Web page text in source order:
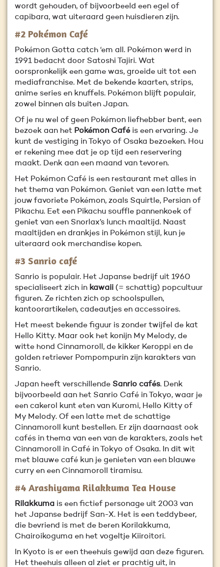
wordt gehouden, of bijvoorbeeld een egel of
capibara, wat uiteraard geen huisdieren zijn.
#2 Pokémon Café
Pokémon Gotta catch ‘em all. Pokémon werd in
1991 bedacht door Satoshi Tajiri. Wat
oorspronkelijk een game was, groeide uit tot een
mediafranchise. Met de bekende kaarten, strips,
anime series en knuffels. Pokémon blijft populair,
zowel binnen als buiten Japan.
Of je nu wel of geen Pokémon liefhebber bent, een
bezoek aan het Pokémon Café is een ervaring. Je
kunt de vestiging in Tokyo of Osaka bezoeken. Hou
er rekening mee dat je op tijd een reservering
maakt. Denk aan een maand van tevoren.
Het Pokémon Café is een restaurant met alles in
het thema van Pokémon. Geniet van een latte met
jouw favoriete Pokémon, zoals Squirtle, Persian of
Pikachu. Eet een Pikachu souffle pannenkoek of
geniet van een Snorlax’s lunch maaltijd. Naast
maaltijden en drankjes in Pokémon stijl, kun je
uiteraard ook merchandise kopen.
#3 Sanrio café
Sanrio is populair. Het Japanse bedrijf uit 1960
specialiseert zich in kawaii (= schattig) popcultuur
figuren. Ze richten zich op schoolspullen,
kantoorartikelen, cadeautjes en accessoires.
Het meest bekende figuur is zonder twijfel de kat
Hello Kitty. Maar ook het konijn My Melody, de
witte hond Cinnamoroll, de kikker Keroppi en de
golden retriever Pompompurin zijn karakters van
Sanrio.
Japan heeft verschillende Sanrio cafés. Denk
bijvoorbeeld aan het Sanrio Café in Tokyo, waar je
een cakerol kunt eten van Kuromi, Hello Kitty of
My Melody. Of een latte met de schattige
Cinnamoroll kunt bestellen. Er zijn daarnaast ook
cafés in thema van een van de karakters, zoals het
Cinnamoroll in Café in Tokyo of Osaka. In dit wit
met blauwe café kun je genieten van een blauwe
curry en een Cinnamoroll tiramisu.
#4 Arashiyama Rilakkuma Tea House
Rilakkuma is een fictief personage uit 2003 van
het Japanse bedrijf San-X. Het is een teddybeer,
die bevriend is met de beren Korilakkuma,
Chairoikoguma en het vogeltje Kiiroitori.
In Kyoto is er een theehuis gewijd aan deze figuren.
Het theehuis alleen al ziet er prachtig uit, in